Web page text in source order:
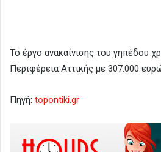
Το έργο ανακαίνισης του γηπέδου
Περιφέρεια Αττικής με 307.000
Πηγή: topontiki.gr